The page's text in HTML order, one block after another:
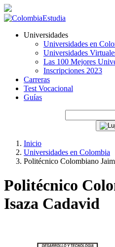
Universidades
Universidades en
Universidades
Las 100 Mejores
Inscripciones 2023
Carreras
Test Vocacional
Guías
Inicio
Universidades en Colombia
Politécnico Colombiano
Politécnico
Isaza Cadavid